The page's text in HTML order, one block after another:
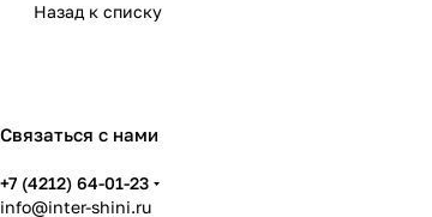
Назад к списку
Связаться с нами
+7 (4212) 64-01-23
info@inter-shini.ru